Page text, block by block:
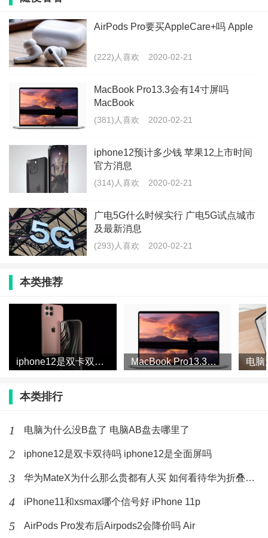
2、耳塞套属于消耗品，不保。
3、意外的话特意问了故意损坏想换新岂不是bug，工程
疚。
AirPods更新周期远比其他Apple 产品长，iPhone、
iPad、MacBook基本是年年上新，而Pro2可能要两年三
年以后，这样来看，两年后换一个也太值了！
60天内买AC+。带着购物凭证和设备，没有凭证可以拿
着设备查序列号。如果是在第三方购买的设备，要检测
AppleCare+服务计划有用吗
目前 iPhone 系列的 AppleCare Plus 全线提价了并且提
价幅度还不小。但依然建议条件允许的情况下还是买一
个吧。手机只要不丢，绝对是超值的。iPad 系列 包括
iPad Pro，因为是在唯品会买的所以没有直接绑定
AppleCare plus，用了一个多月感觉就是不放心心里空
空落落的，后来赶在第59天注册了 AppleCare Plus，顿
时舒坦了，从此不管我弟借我的 iPad 玩什么游戏，我都
AirPods Pro要买AppleCare+吗 Apple
(222)人喜欢 2020-02-21
MacBook Pro13.3会有14寸屏吗
MacBook
(381)人喜欢 2020-02-21
iphone12预计多少钱 苹果12上市时间
官方消息
(314)人喜欢 2020-02-21
广电5G什么时候实行 广电5G试点城市
及最新消息
(293)人喜欢 2020-02-21
本类推荐
iphone12是双卡双待吗 iphone12是全面屏吗 MacBook Pro13.3会有14寸屏吗 MacBook
本类排行
1 电脑为什么没B盘了 电脑AB盘去哪里了
2 iphone12是双卡双待吗 iphone12是全面屏吗
3 华为MateX为什么那么贵都有人买 如何看待华为折叠屏手机被
4 iPhone11和xsmax哪个信号好 iPhone 11p
5 AirPods Pro发布后Airpods2会降价吗 Air